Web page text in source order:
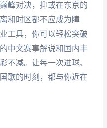
峰对决，抑或在东京的
和时区都不应成为障
工具，你可以轻松突破
中文赛事解说和国内丰
不减。让每一次进球、
歌的时刻，都与你近在